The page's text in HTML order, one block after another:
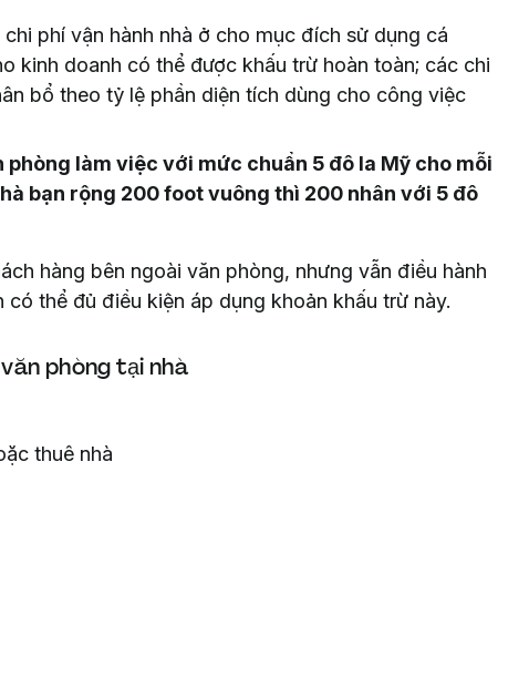
chi phí vận hành nhà ở cho mục đích sử dụng cá
kinh doanh có thể được khấu trừ hoàn toàn; các chi
bổ theo tỷ lệ phần diện tích dùng cho công việc
làm việc với mức chuẩn 5 đô la Mỹ cho mỗi
bạn rộng 200 foot vuông thì 200 nhân với 5 đô
hàng bên ngoài văn phòng, nhưng vẫn điều hành
thể đủ điều kiện áp dụng khoản khấu trừ này.
phòng tại nhà
thuê nhà